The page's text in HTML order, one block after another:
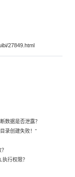
27849.html
数据是否泄露？
录创建失败！”
行权限？